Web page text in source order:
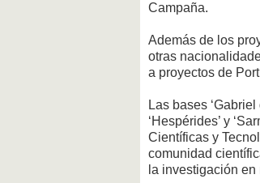
Campaña.
Además de los
otras
a proyectos de
Las bases
‘Hespérides’ y
Científicas y
comunidad
la investigación